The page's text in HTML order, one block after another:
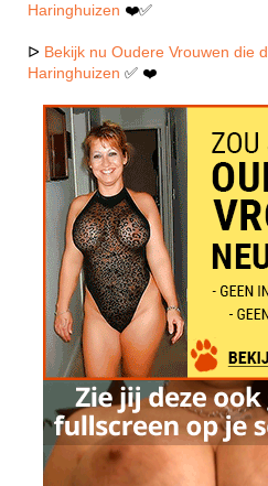
Haringhuizen ❤️✅
ᐅ Bekijk nu Oudere Vrouwen die
Haringhuizen ✅ ❤️